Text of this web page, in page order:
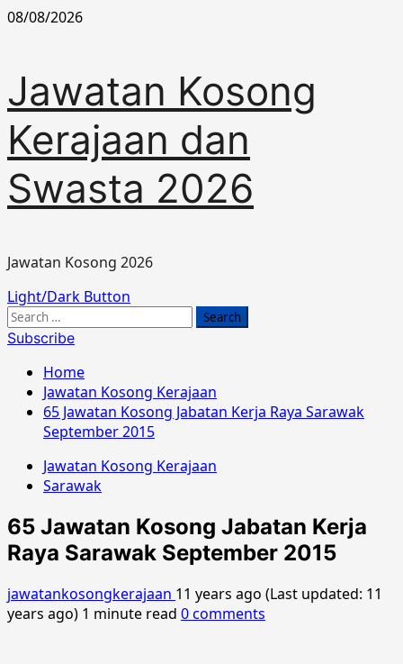
Skip
08/08/2026
Jawatan Kosong
Kerajaan dan
Swasta 2026
Jawatan Kosong 2026
Primary
Menu
Light/Dark Button
Search
for:
Subscribe
Home
Jawatan Kosong Kerajaan
65 Jawatan Kosong Jabatan Kerja Raya Sarawak
September 2015
Jawatan Kosong Kerajaan
Sarawak
65 Jawatan Kosong Jabatan Kerja
Raya Sarawak September 2015
jawatankosongkerajaan 11 years ago (Last updated: 11
years ago) 1 minute read 0 comments